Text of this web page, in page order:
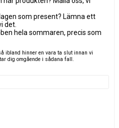
som present? Lämna ett
det.
hela sommaren, precis som
ibland hinner en vara ta slut innan vi
dig omgående i sådana fall.